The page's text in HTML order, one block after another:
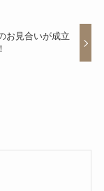
お見合いが成立